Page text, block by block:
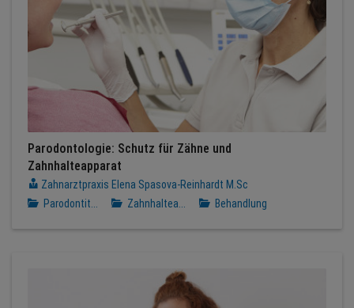
Parodontologie: Schutz für Zähne und
Zahnhalteapparat
Zahnarztpraxis Elena Spasova-Reinhardt M.Sc
Parodontit...
Zahnhaltea... Behandlung